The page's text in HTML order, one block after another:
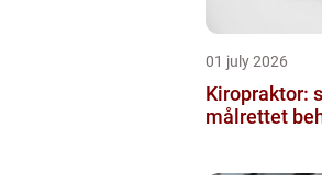
01 july 2026
Kiropraktor:
målrettet